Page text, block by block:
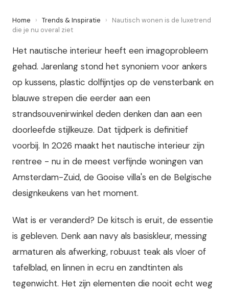
Home › Trends & Inspiratie ›
Nautisch wonen is de luxetrend
die je nu overal ziet
Het nautische interieur heeft een imagoprobleem
gehad. Jarenlang stond het synoniem voor ankers
op kussens, plastic dolfijntjes op de vensterbank en
blauwe strepen die eerder aan een
strandsouvenirwinkel deden denken dan aan een
doorleefde stijlkeuze. Dat tijdperk is definitief
voorbij. In 2026 maakt het nautische interieur zijn
rentree - nu in de meest verfijnde woningen van
Amsterdam-Zuid, de Gooise villa's en de Belgische
designkeukens van het moment.
Wat is er veranderd? De kitsch is eruit, de essentie
is gebleven. Denk aan navy als basiskleur, messing
armaturen als afwerking, robuust teak als vloer of
tafelblad, en linnen in ecru en zandtinten als
tegenwicht. Het zijn elementen die nooit echt weg